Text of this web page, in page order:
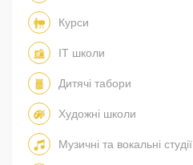
Курси
IT школи
Дитячі табори
Художні школи
Музичні та вокальні студії